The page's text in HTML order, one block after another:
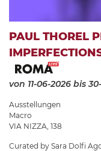
PAUL THOREL
von 11-06-2026 bis
Ausstellungen
Macro
VIA NIZZA, 138
Curated by Sara Dolfi